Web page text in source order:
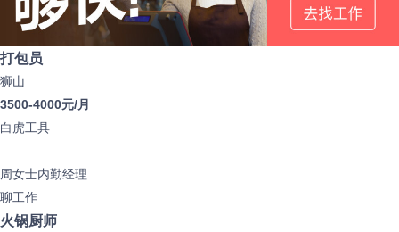
打包员
狮山
3500-4000元/月
白虎工具
周女士内勤经理
聊工作
火锅厨师